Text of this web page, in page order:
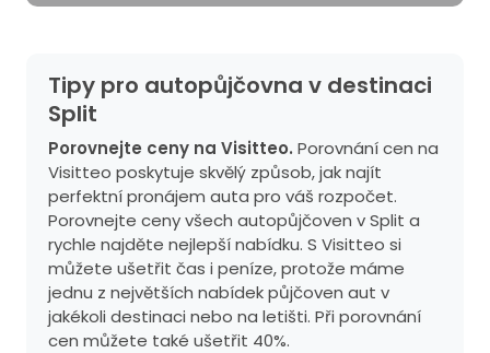
Tipy pro autopůjčovna v destinaci
Split
Porovnejte ceny na Visitteo. Porovnání cen na
Visitteo poskytuje skvělý způsob, jak najít
perfektní pronájem auta pro váš rozpočet.
Porovnejte ceny všech autopůjčoven v Split a
rychle najděte nejlepší nabídku. S Visitteo si
můžete ušetřit čas i peníze, protože máme
jednu z největších nabídek půjčoven aut v
jakékoli destinaci nebo na letišti. Při porovnání
cen můžete také ušetřit 40%.